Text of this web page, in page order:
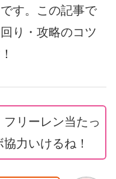
す。この記事で
り・攻略のコツ
リーレン当たっ
力いけるね！